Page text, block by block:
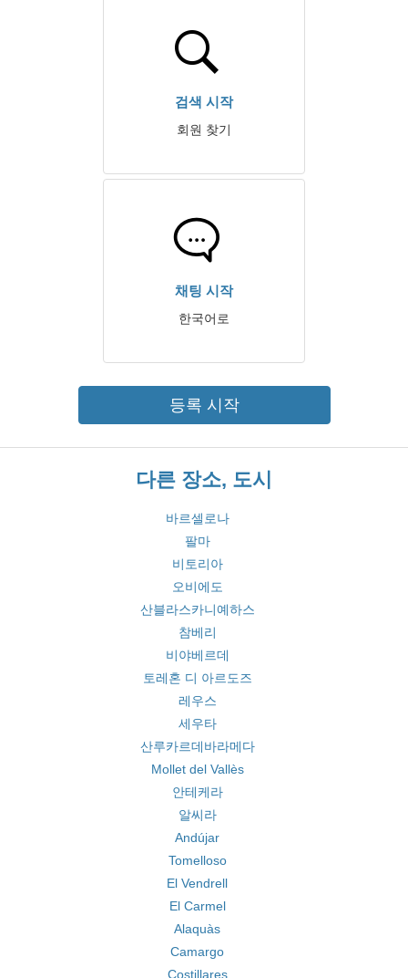
검색 시작
회원 찾기
채팅 시작
한국어로
등록 시작
다른 장소, 도시
바르셀로나
팔마
비토리아
오비에도
산블라스카니예하스
참베리
비야베르데
토레혼 디 아르도즈
레우스
세우타
산루카르데바라메다
Mollet del Vallès
안테케라
알씨라
Andújar
Tomelloso
El Vendrell
El Carmel
Alaquàs
Camargo
Costillares